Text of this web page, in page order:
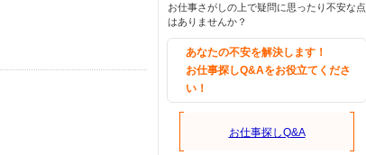
お仕事さがしの上で疑問に思ったり不安な点
はありませんか？
あなたの不安を解決します！
お仕事探しQ&Aをお役立てくださ
い！
お仕事探しQ&A